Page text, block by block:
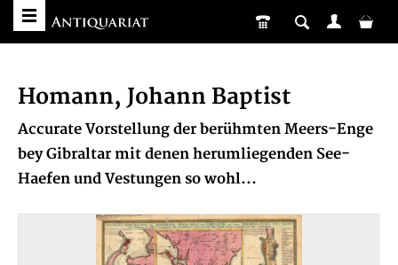
Homann, Johann Baptist
Accurate Vorstellung der berühmten Meers-Enge
bey Gibraltar mit denen herumliegenden See-
Haefen und Vestungen so wohl...